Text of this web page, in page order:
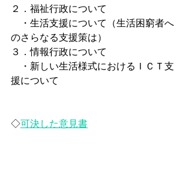
２．福祉行政について
・生活支援について（生活困窮者へ
のさらなる支援策は）
３．情報行政について
・新しい生活様式におけるＩＣＴ支
援について
◇可決した意見書